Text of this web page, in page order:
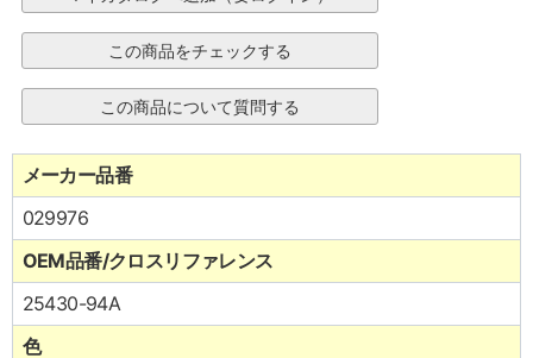
メーカー品番
029976
OEM品番/クロスリファレンス
25430-94A
色